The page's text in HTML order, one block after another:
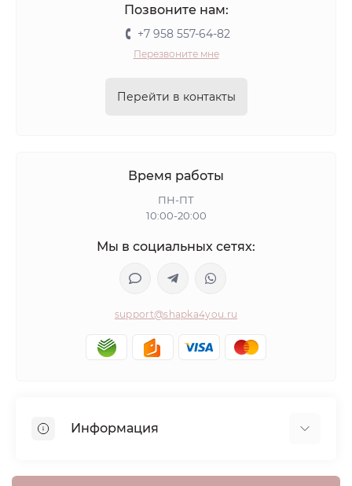
Позвоните нам:
+7 958 557-64-82
Перезвоните мне
Перейти в контакты
Время работы
ПН-ПТ
10:00-20:00
Мы в социальных сетях:
support@shapka4you.ru
Информация